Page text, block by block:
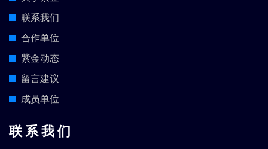
联系我们
合作单位
紫金动态
留言建议
成员单位
联 系 我 们